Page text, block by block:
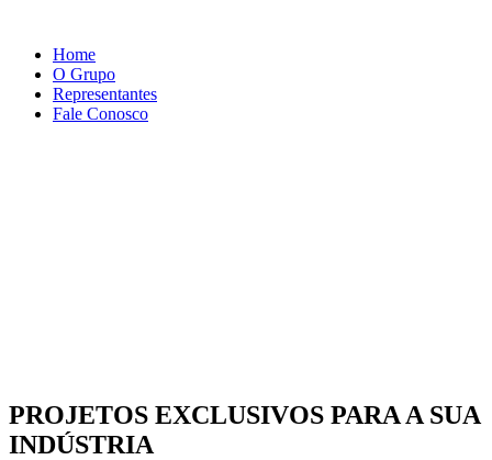
Home
O Grupo
Representantes
Fale Conosco
PROJETOS EXCLUSIVOS PARA A SUA
INDÚSTRIA